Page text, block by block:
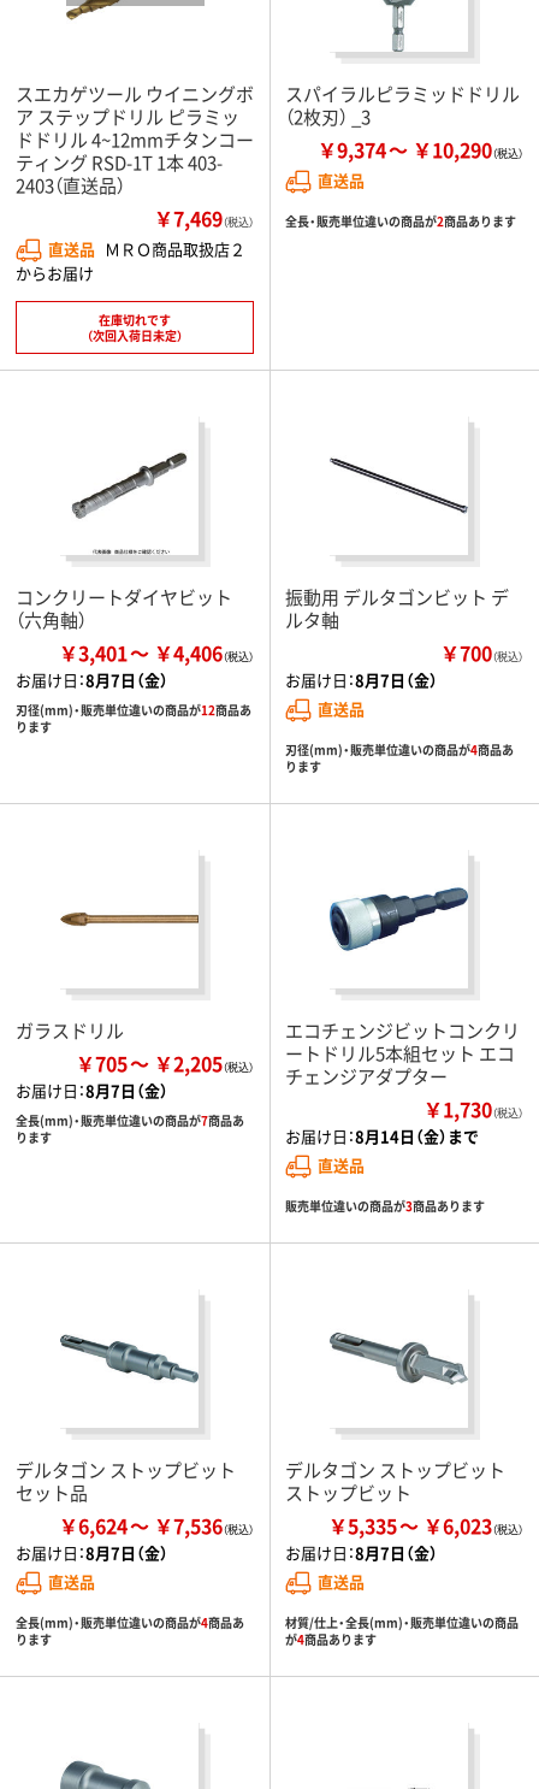
スエカゲツール ウイニングボ
ア ステップドリル ピラミッ
ドドリル 4~12mmチタンコー
ティング RSD-1T 1本 403-
2403（直送品）
￥7,469（税込）
直送品 ＭＲＯ商品取扱店２
からお届け
在庫切れです
（次回入荷日未定）
スパイラルピラミッドドリル
（2枚刃） _3
￥9,374 ￥10,290
直送品
全長・販売単位違いの商品が2商品あります
コンクリートダイヤビット
（六角軸）
￥3,401 ￥4,406
お届け日：8月7日（金）
刃径(mm)・販売単位違いの商品が12商品あ
ります
振動用 デルタゴンビット デ
ルタ軸
￥700（税込）
お届け日：8月7日（金）
直送品
刃径(mm)・販売単位違いの商品が4商品あ
ります
ガラスドリル
￥705 ￥2,205
お届け日：8月7日（金）
全長(mm)・販売単位違いの商品が7商品あ
ります
エコチェンジビットコンクリ
ートドリル5本組セット エコ
チェンジアダプター
￥1,730（税込）
お届け日：8月14日（金）まで
直送品
販売単位違いの商品が3商品あります
デルタゴン ストップビット
セット品
￥6,624 ￥7,536
お届け日：8月7日（金）
直送品
全長(mm)・販売単位違いの商品が4商品あ
ります
デルタゴン ストップビット
ストップビット
￥5,335 ￥6,023
お届け日：8月7日（金）
直送品
材質/仕上・全長(mm)・販売単位違いの商品
が4商品あります